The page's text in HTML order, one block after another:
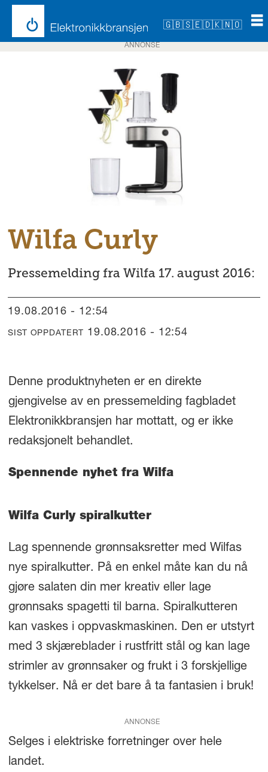
🇬🇧🇸🇪🇩🇰🇳🇴
ANNONSE
Wilfa Curly
Pressemelding fra Wilfa 17. august 2016:
19.08.2016 - 12:54
SIST OPPDATERT 19.08.2016 - 12:54
Denne produktnyheten er en direkte
gjengivelse av en pressemelding fagbladet
Elektronikkbransjen har mottatt, og er ikke
redaksjonelt behandlet.
Spennende nyhet fra Wilfa
Wilfa Curly spiralkutter
Lag spennende grønnsaksretter med Wilfas
nye spiralkutter. På en enkel måte kan du nå
gjøre salaten din mer kreativ eller lage
grønnsaks spagetti til barna. Spiralkutteren
kan vaskes i oppvaskmaskinen. Den er utstyrt
med 3 skjæreblader i rustfritt stål og kan lage
strimler av grønnsaker og frukt i 3 forskjellige
tykkelser. Nå er det bare å ta fantasien i bruk!
ANNONSE
Selges i elektriske forretninger over hele
landet.